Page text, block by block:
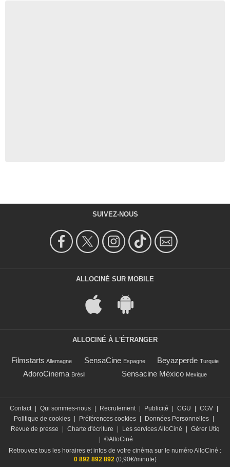
SUIVEZ-NOUS
ALLOCINÉ SUR MOBILE
ALLOCINÉ À L'ÉTRANGER
Filmstarts Allemagne SensaCine Espagne Beyazperde Turquie
AdoroCinema Brésil Sensacine México Mexique
Contact Qui sommes-nous Recrutement Publicité CGU CGV
Politique de cookies
Préférences cookies Données Personnelles
Revue de presse
Charte d'écriture Les services AlloCiné
Gérer Utiq
©AlloCiné
Retrouvez tous les horaires et infos de votre cinéma sur le numéro AlloCiné :
0 892 892 892(0,90€/minute)